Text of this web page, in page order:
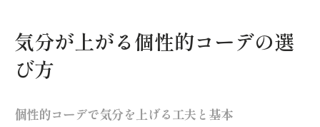
個性的コーデで自分らしさを表現するポイ
大人女性におすすめの一週間コーデ術
個性的コーデで一週間着回しを楽しむコツ
気分が上がる個性的コーデの選
び方
個性的コーデで気分を上げる工夫と基本